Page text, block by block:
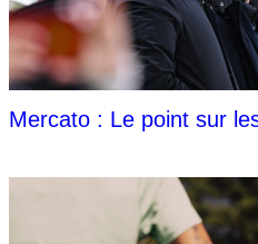
Mercato : Le point sur